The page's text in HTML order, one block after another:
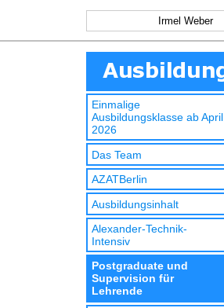
Irmel Weber
Einmalige
Ausbildungsklasse ab April
2026
Das Team
AZATBerlin
Ausbildungsinhalt
Alexander-Technik-
Intensiv
Postgraduate und
Supervision für
Lehrende